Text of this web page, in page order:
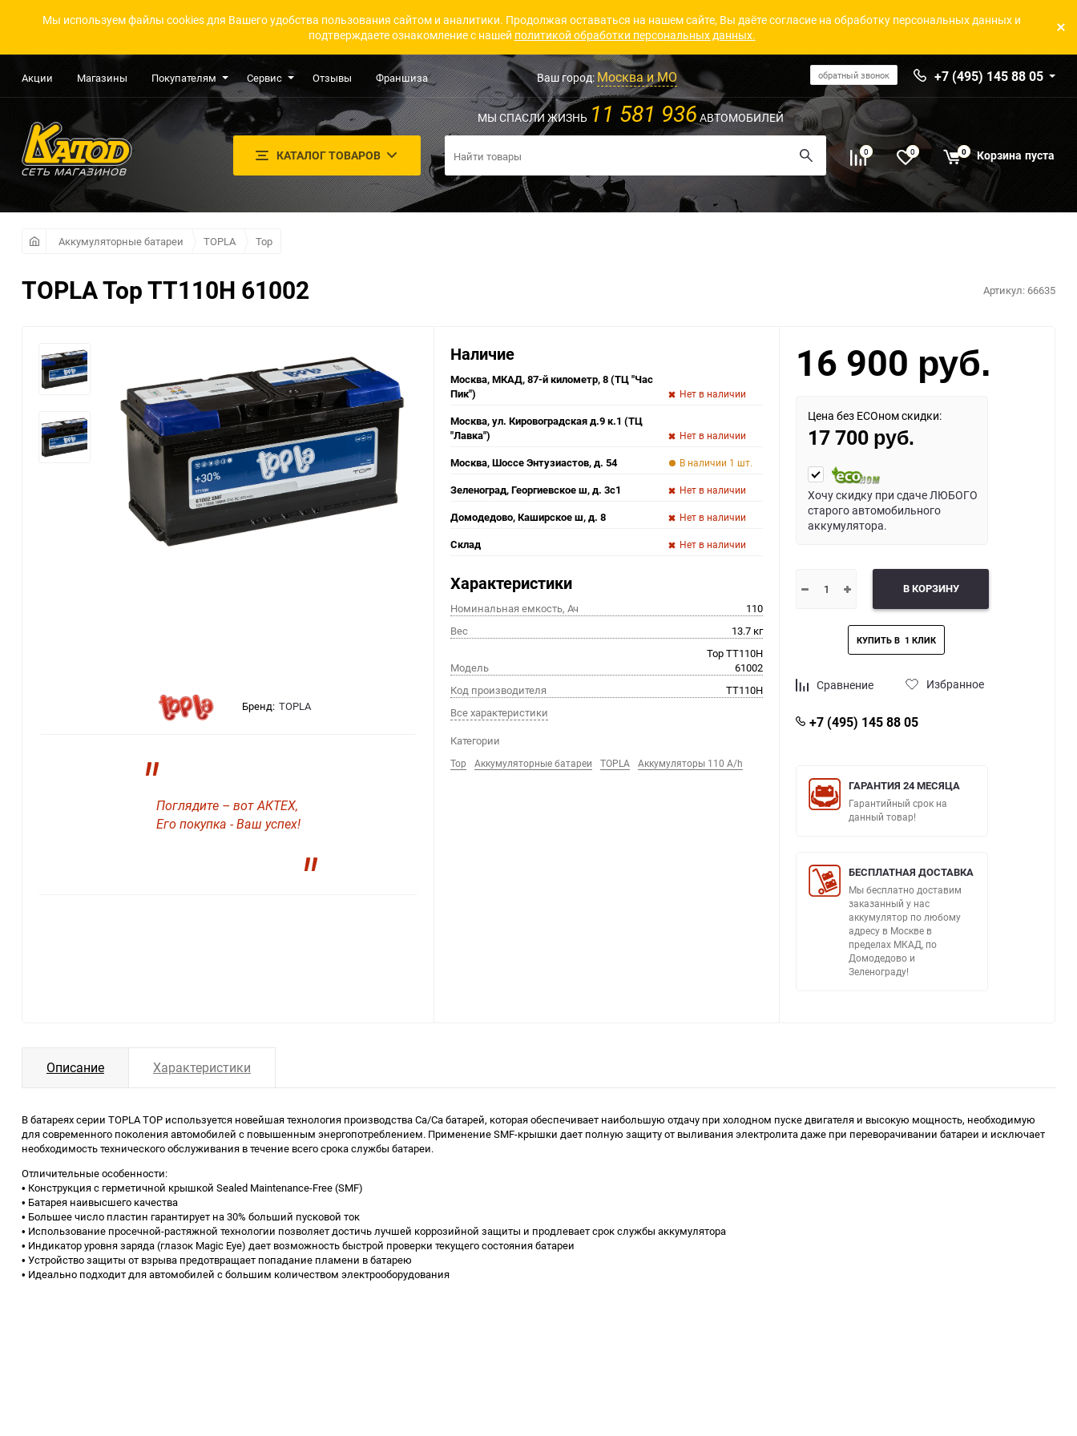
Мы используем файлы cookies для Вашего удобства пользования сайтом и аналитики. Продолжая оставаться на нашем сайте, Вы даёте согласие на обработку персональных данных и
подтверждаете ознакомление с нашей политикой обработки персональных данных.
Акции Магазины Покупателям Сервис Отзывы Франшиза Ваш город:Москва и МО обратный звонок +7 (495) 145 88 05
КАТАЛОГ ТОВАРОВ
МЫ СПАСЛИ ЖИЗНЬ 11 581 936 АВТОМОБИЛЕЙ
0 0 0 Корзина пуста
Аккумуляторные батареи TOPLA Top
TOPLA Top TT110H 61002 Артикул: 66635
Бренд: TOPLA
"Поглядите – вот АКТЕХ,
Его покупка - Ваш успех!
"
Наличие
Москва, МКАД, 87-й километр, 8 (ТЦ "Час
Пик")
Нет в наличии
Москва, ул. Кировоградская д.9 к.1 (ТЦ
"Лавка")
Нет в наличии
Москва, Шоссе Энтузиастов, д. 54 В наличии 1 шт.
Зеленоград, Георгиевское ш, д. 3с1 Нет в наличии
Домодедово, Каширское ш, д. 8 Нет в наличии
Склад Нет в наличии
Характеристики
Номинальная емкость, Ач
110
Вес
13.7 кг
Модель
Top TT110H
61002
Код производителя
TT110H
Все характеристики
Категории
Top Аккумуляторные батареи TOPLA Аккумуляторы 110 A/h
16 900 руб.
Цена без ECOном скидки:
17 700 руб.
Хочу скидку при сдаче ЛЮБОГО
старого автомобильного
аккумулятора.
В КОРЗИНУ
Сравнение Избранное
+7 (495) 145 88 05
ГАРАНТИЯ 24 МЕСЯЦА
Гарантийный срок на
данный товар!
БЕСПЛАТНАЯ ДОСТАВКА
Мы бесплатно доставим
заказанный у нас
аккумулятор по любому
адресу в Москве в
пределах МКАД, по
Домодедово и
Зеленограду!
Описание Характеристики
В батареях серии TOPLA TOP используется новейшая технология производства Са/Са батарей, которая обеспечивает наибольшую отдачу при холодном пуске двигателя и высокую мощность, необходимую
для современного поколения автомобилей с повышенным энергопотреблением. Применение SMF-крышки дает полную защиту от выливания электролита даже при переворачивании батареи и исключает
необходимость технического обслуживания в течение всего срока службы батареи.
Отличительные особенности:
• Конструкция с герметичной крышкой Sealed Maintenance-Free (SMF)
• Батарея наивысшего качества
• Большее число пластин гарантирует на 30% больший пусковой ток
• Использование просечной-растяжной технологии позволяет достичь лучшей коррозийной защиты и продлевает срок службы аккумулятора
• Индикатор уровня заряда (глазок Magic Eye) дает возможность быстрой проверки текущего состояния батареи
• Устройство защиты от взрыва предотвращает попадание пламени в батарею
• Идеально подходит для автомобилей с большим количеством электрооборудования